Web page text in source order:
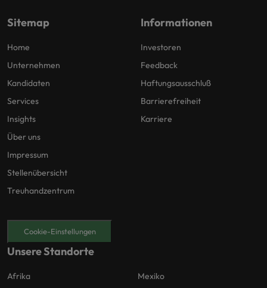
Sitemap
Home
Unternehmen
Kandidaten
Services
Insights
Über uns
Impressum
Stellenübersicht
Treuhandzentrum
Informationen
Investoren
Feedback
Haftungsausschluß
Barrierefreiheit
Karriere
Cookie-Einstellungen
Unsere Standorte
Afrika
Mexiko